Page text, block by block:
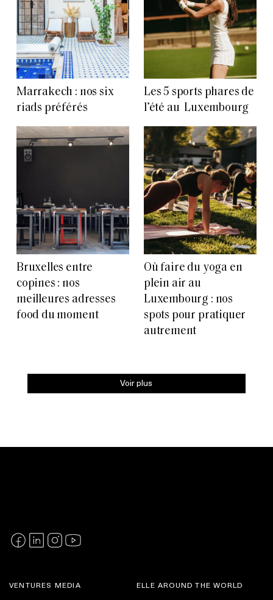
Marrakech : nos six
riads préférés
Les 5 sports phares de
l’été au Luxembourg
Bruxelles entre
copines : nos
meilleures adresses
food du moment
Où faire du yoga en
plein air au
Luxembourg : nos
spots pour pratiquer
autrement
Voir plus
VENTURES MEDIA ELLE AROUND THE WORLD